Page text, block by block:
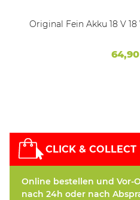
CLICK & COLLECT
Online bestellen und Vor-
nach 24h oder nach